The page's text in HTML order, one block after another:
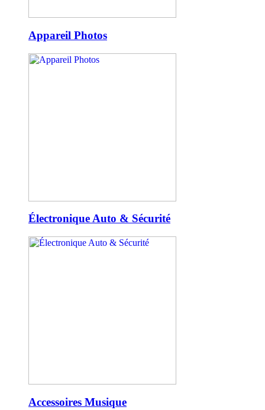
Appareil Photos
Électronique Auto & Sécurité
Accessoires Musique